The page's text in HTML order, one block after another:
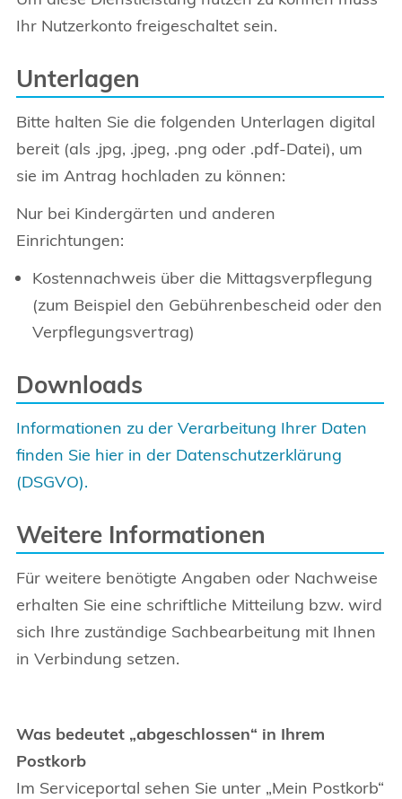
Ihr Nutzerkonto freigeschaltet sein.
Unterlagen
Bitte halten Sie die folgenden Unterlagen digital
bereit (als .jpg, .jpeg, .png oder .pdf-Datei), um
sie im Antrag hochladen zu können:
Nur bei Kindergärten und anderen
Einrichtungen:
Kostennachweis über die Mittagsverpflegung
(zum Beispiel den Gebührenbescheid oder den
Verpflegungsvertrag)
Downloads
Informationen zu der Verarbeitung Ihrer Daten
finden Sie hier in der Datenschutzerklärung
(DSGVO).
Weitere Informationen
Für weitere benötigte Angaben oder Nachweise
erhalten Sie eine schriftliche Mitteilung bzw. wird
sich Ihre zuständige Sachbearbeitung mit Ihnen
in Verbindung setzen.
Was bedeutet „abgeschlossen“ in Ihrem
Postkorb
Im Serviceportal sehen Sie unter „Mein Postkorb“